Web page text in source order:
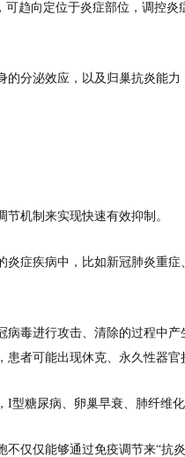
可趋向定位于炎症部位，调控
的分泌效应，以及归巢抗炎能
机制来实现快速有效抑制。
症疾病中，比如新冠肺炎重
毒进行攻击、清除的过程中
者可能出现休克、永久性器
型糖尿病、卵巢早衰、肺纤维
仅仅能够通过免疫调节来“抗